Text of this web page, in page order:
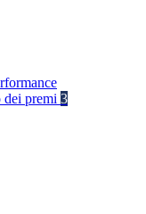
dei premi 3